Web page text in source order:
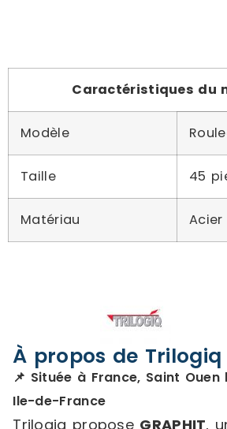
Caractéristiques du
Modèle
Taille 45
Matériau Acier
À propos de Trilogiq
📌 Située à France, Saint Ouen
Ile-de-France
Trilogiq propose GRAPHIT,